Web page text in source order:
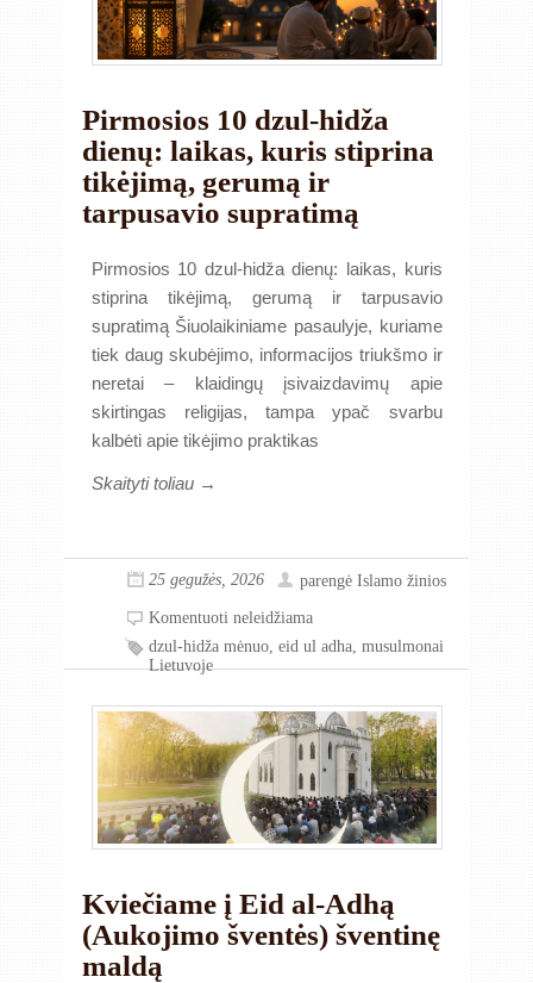
Pirmosios 10 dzul-hidža
dienų: laikas, kuris stiprina
tikėjimą, gerumą ir
tarpusavio supratimą
Pirmosios 10 dzul-hidža dienų: laikas, kuris
stiprina tikėjimą, gerumą ir tarpusavio
supratimą Šiuolaikiniame pasaulyje, kuriame
tiek daug skubėjimo, informacijos triukšmo ir
neretai – klaidingų įsivaizdavimų apie
skirtingas religijas, tampa ypač svarbu
kalbėti apie tikėjimo praktikas
Skaityti toliau →
25 gegužės, 2026 parengė Islamo žinios
Komentuoti neleidžiama
dzul-hidža mėnuo eid ul adha musulmonai
Lietuvoje
Kviečiame į Eid al-Adhą
(Aukojimo šventės) šventinę
maldą